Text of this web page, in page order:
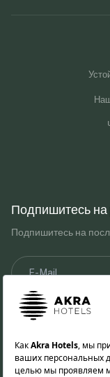
Подпишитесь на
Подпишитесь на
Я прочитал текст
получать